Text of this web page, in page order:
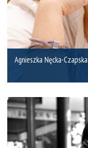
Agnieszka Nęcka-Czapska